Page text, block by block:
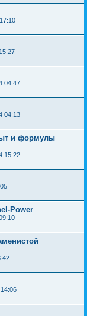
04:47
04:13
и формулы
15:22
Power